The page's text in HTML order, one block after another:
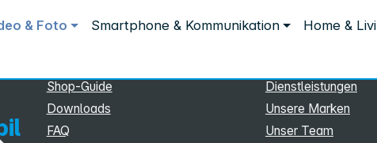
& Foto Smartphone & Kommunikation Home &
Shop-Guide
Downloads
FAQ
Dienstleistungen
Unsere Marken
Unser Team